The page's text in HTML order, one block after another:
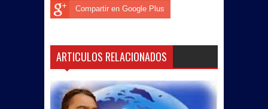
Compartir en Google Plus
ARTICULOS RELACIONADOS